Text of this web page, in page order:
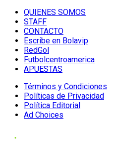
QUIENES SOMOS
STAFF
CONTACTO
Escribe en Bolavip
RedGol
Futbolcentroamerica
APUESTAS
Términos y Condiciones
Políticas de Privacidad
Política Editorial
Ad Choices